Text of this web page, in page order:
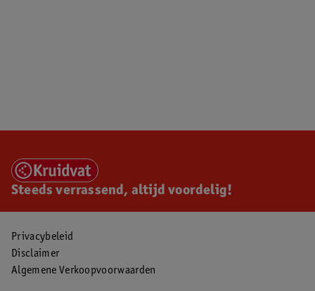
Steeds verrassend, altijd voordelig!
Privacybeleid
Disclaimer
Algemene Verkoopvoorwaarden